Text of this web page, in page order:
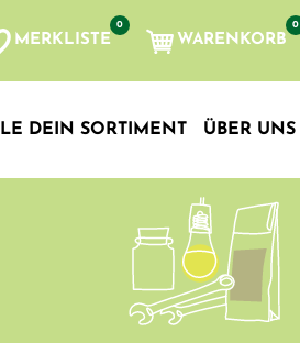
MERKLISTE
0
WARENKORB
0
DEIN SORTIMENT ÜBER UNS